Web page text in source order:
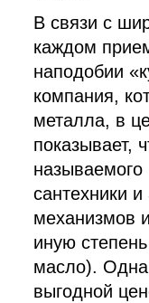
В связи с
каждом
наподобии
компания,
металла, в
показывает,
называемого
сантехники
механизмов
иную
масло).
выгодной